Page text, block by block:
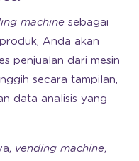
machine sebagai
Anda akan
penjualan dari mesin
secara tampilan,
data analisis yang
vending machine,